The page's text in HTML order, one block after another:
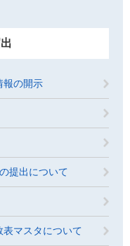
報の開示
提出について
マスタについて